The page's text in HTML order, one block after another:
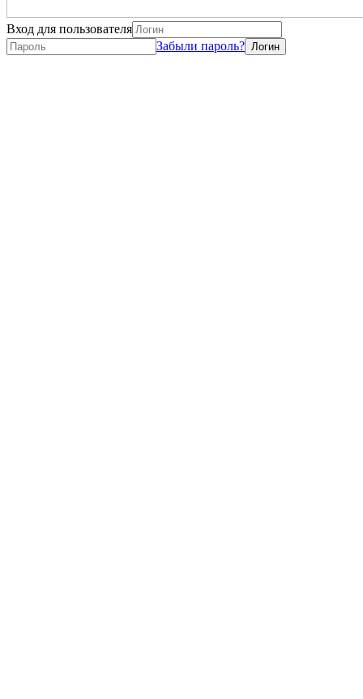
Вход для пользователя
Забыли пароль?